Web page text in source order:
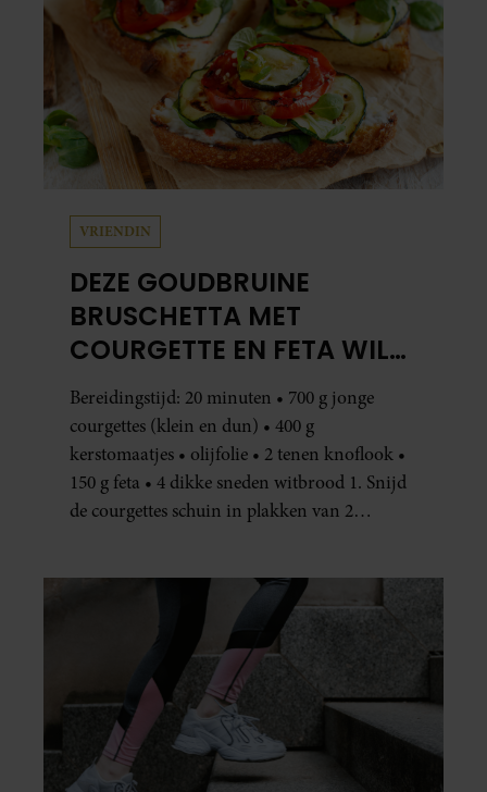
VRIENDIN
DEZE GOUDBRUINE
BRUSCHETTA MET
COURGETTE EN FETA WIL
JE METEEN MAKEN
Bereidingstijd: 20 minuten • 700 g jonge
courgettes (klein en dun) • 400 g
kerstomaatjes • olijfolie • 2 tenen knoflook •
150 g feta • 4 dikke sneden witbrood 1. Snijd
de courgettes schuin in plakken van 2